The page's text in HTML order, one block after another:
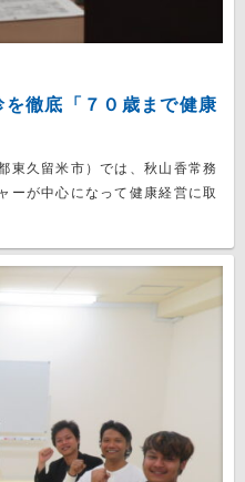
徹底「７０歳まで健康
東久留米市）では、秋山香常務
ーが中心になって健康経営に取